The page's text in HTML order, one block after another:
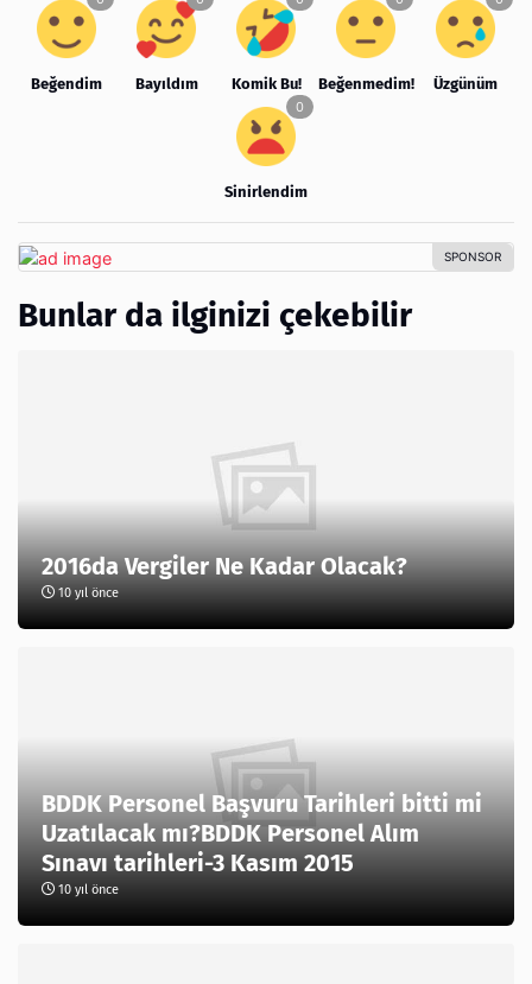
Beğendim Bayıldım Komik Bu! Beğenmedim! Üzgünüm
Sinirlendim
Bunlar da ilginizi çekebilir
2016da Vergiler Ne Kadar Olacak?
10 yıl önce
BDDK Personel Başvuru Tarihleri bitti mi
Uzatılacak mı?BDDK Personel Alım
Sınavı tarihleri-3 Kasım 2015
10 yıl önce